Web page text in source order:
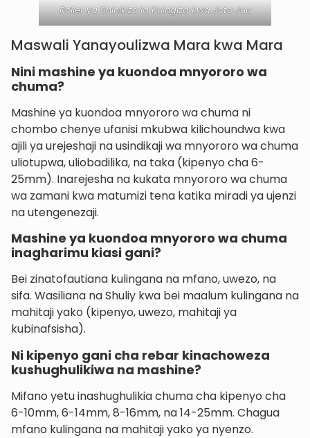
Roller ya Shinikizo la Kuingiza kwa Joto Juu
Maswali Yanayoulizwa Mara kwa Mara
Nini mashine ya kuondoa mnyororo wa
chuma?
Mashine ya kuondoa mnyororo wa chuma ni
chombo chenye ufanisi mkubwa kilichoundwa kwa
ajili ya urejeshaji na usindikaji wa mnyororo wa chuma
uliotupwa, uliobadilika, na taka (kipenyo cha 6-
25mm). Inarejesha na kukata mnyororo wa chuma
wa zamani kwa matumizi tena katika miradi ya ujenzi
na utengenezaji.
Mashine ya kuondoa mnyororo wa chuma
inagharimu kiasi gani?
Bei zinatofautiana kulingana na mfano, uwezo, na
sifa. Wasiliana na Shuliy kwa bei maalum kulingana na
mahitaji yako (kipenyo, uwezo, mahitaji ya
kubinafsisha).
Ni kipenyo gani cha rebar kinachoweza
kushughulikiwa na mashine?
Mifano yetu inashughulikia chuma cha kipenyo cha
6-10mm, 6-14mm, 8-16mm, na 14-25mm. Chagua
mfano kulingana na mahitaji yako ya nyenzo.